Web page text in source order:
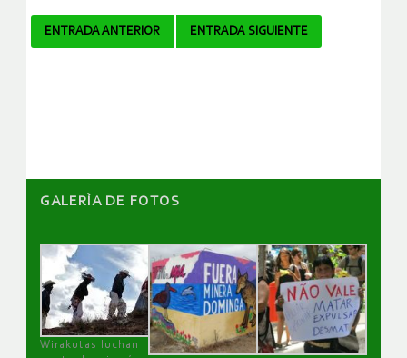
Navegador
ENTRADA ANTERIOR ENTRADA SIGUIENTE
GALERÌA DE FOTOS
Wirakutas luchan